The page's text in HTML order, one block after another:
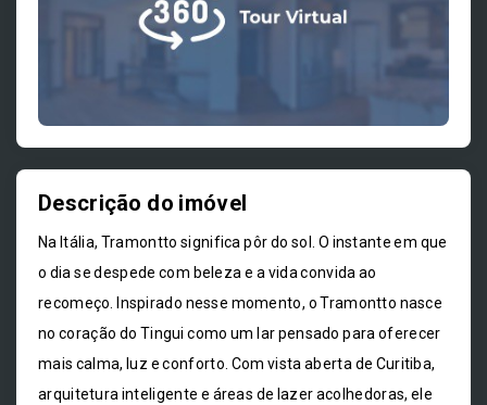
Descrição do imóvel
Na Itália, Tramontto significa pôr do sol. O instante em que
o dia se despede com beleza e a vida convida ao
recomeço. Inspirado nesse momento, o Tramontto nasce
no coração do Tingui como um lar pensado para oferecer
mais calma, luz e conforto. Com vista aberta de Curitiba,
arquitetura inteligente e áreas de lazer acolhedoras, ele